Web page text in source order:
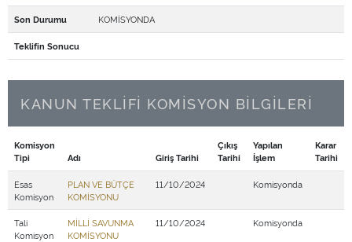
Son Durumu KOMİSYONDA
Teklifin Sonucu
KANUN TEKLİFİ KOMİSYON BİLGİLERİ
Komisyon
Tipi
Adı Giriş Tarihi
Çıkış
Tarihi
Yapılan
İşlem
Karar
Tarihi
Esas
Komisyon
PLAN VE BÜTÇE
KOMİSYONU
11/10/2024 Komisyonda
Tali
Komisyon
MİLLİ SAVUNMA
KOMİSYONU
11/10/2024 Komisyonda